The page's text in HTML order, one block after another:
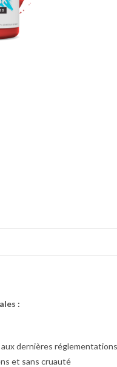
:
dernières réglementations
et sans cruauté